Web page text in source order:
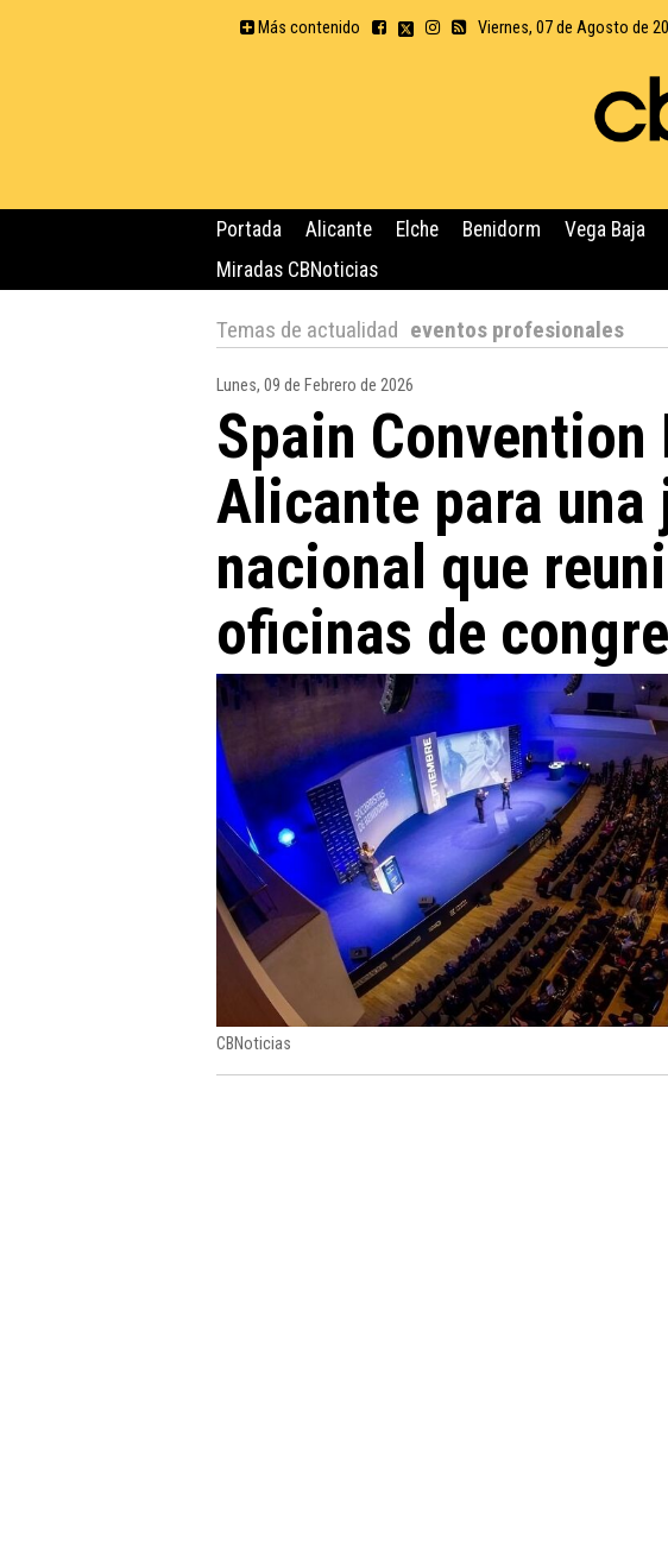
Más contenido Viernes, 07 de Agosto de
Portada Alicante Elche Benidorm Vega Baja
Miradas CBNoticias
Temas de actualidad eventos profesionales
Lunes, 09 de Febrero de 2026
Spain Convention
Alicante para una
nacional que
oficinas de
CBNoticias